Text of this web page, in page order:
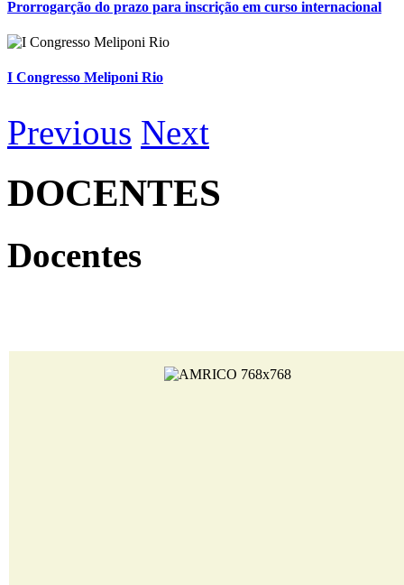
Prorrogarção do prazo para inscrição em curso internacional
I Congresso Meliponi Rio
Previous Next
DOCENTES
Docentes